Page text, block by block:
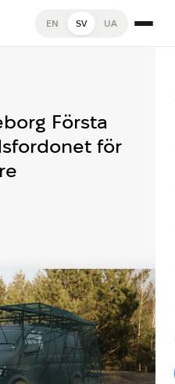
EN SV UA
Första
för